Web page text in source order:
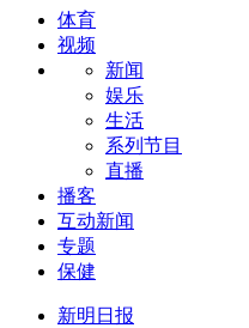
体育
视频
新闻
娱乐
生活
系列节目
直播
播客
互动新闻
专题
保健
新明日报